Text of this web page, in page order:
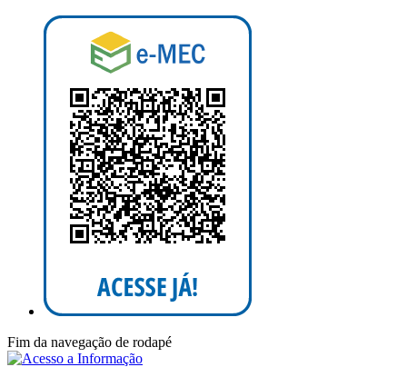
Fim da navegação de rodapé